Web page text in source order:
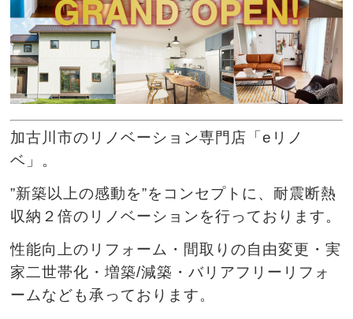
加古川市のリノベーション専門店「eリノ
ベ」。
”新築以上の感動を”をコンセプトに、耐震断熱
収納２倍のリノベーションを行っております。
性能向上のリフォーム・間取りの自由変更・実
家二世帯化・増築/減築・バリアフリーリフォ
ームなども承っております。